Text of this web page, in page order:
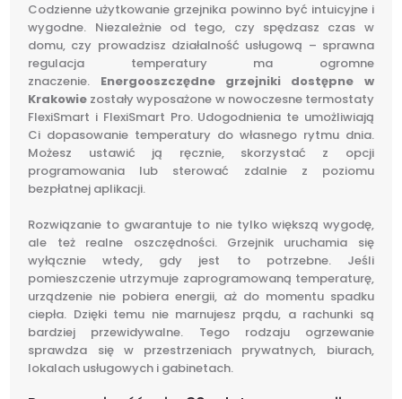
Codzienne użytkowanie grzejnika powinno być intuicyjne i
wygodne. Niezależnie od tego, czy spędzasz czas w
domu, czy prowadzisz działalność usługową – sprawna
regulacja temperatury ma ogromne
znaczenie. Energooszczędne grzejniki dostępne w
Krakowie zostały wyposażone w nowoczesne termostaty
FlexiSmart i FlexiSmart Pro. Udogodnienia te umożliwiają
Ci dopasowanie temperatury do własnego rytmu dnia.
Możesz ustawić ją ręcznie, skorzystać z opcji
programowania lub sterować zdalnie z poziomu
bezpłatnej aplikacji.
Rozwiązanie to gwarantuje to nie tylko większą wygodę,
ale też realne oszczędności. Grzejnik uruchamia się
wyłącznie wtedy, gdy jest to potrzebne. Jeśli
pomieszczenie utrzymuje zaprogramowaną temperaturę,
urządzenie nie pobiera energii, aż do momentu spadku
ciepła. Dzięki temu nie marnujesz prądu, a rachunki są
bardziej przewidywalne. Tego rodzaju ogrzewanie
sprawdza się w przestrzeniach prywatnych, biurach,
lokalach usługowych i gabinetach.